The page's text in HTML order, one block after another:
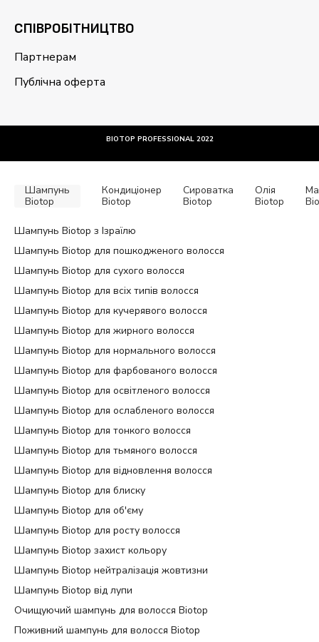
CПІВРОБІТНИЦТВО
Партнерам
Публічна оферта
BIOTOP PROFESSIONAL 2022
Шампунь
Biotop
Кондиціонер
Biotop
Сироватка
Biotop
Олія
Biotop
Шампунь Biotop з Ізраїлю
Шампунь Biotop для пошкодженого волосся
Шампунь Biotop для сухого волосся
Шампунь Biotop для всіх типів волосся
Шампунь Biotop для кучерявого волосся
Шампунь Biotop для жирного волосся
Шампунь Biotop для нормального волосся
Шампунь Biotop для фарбованого волосся
Шампунь Biotop для освітленого волосся
Шампунь Biotop для ослабленого волосся
Шампунь Biotop для тонкого волосся
Шампунь Biotop для тьмяного волосся
Шампунь Biotop для відновлення волосся
Шампунь Biotop для блиску
Шампунь Biotop для об'єму
Шампунь Biotop для росту волосся
Шампунь Biotop захист кольору
Шампунь Biotop нейтралізація жовтизни
Шампунь Biotop від лупи
Очищуючий шампунь для волосся Biotop
Поживний шампунь для волосся Biotop